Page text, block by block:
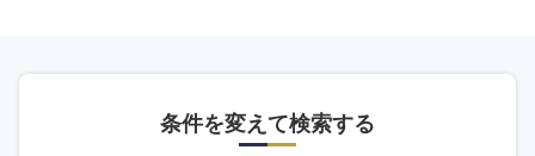
条件を変えて検索する